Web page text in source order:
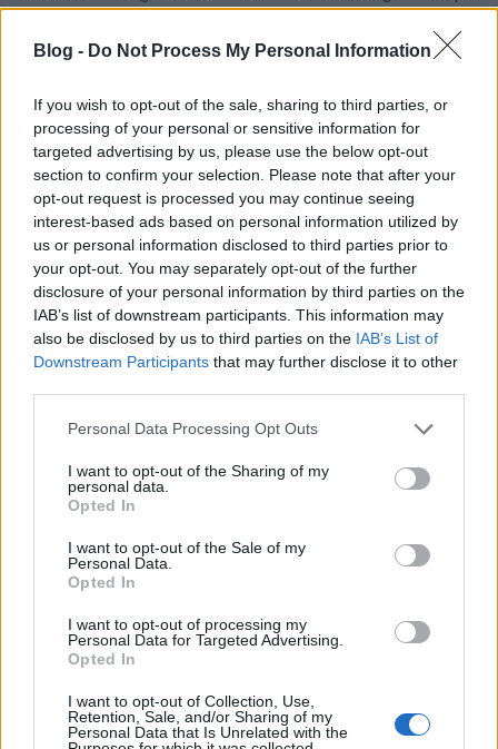
Blog - Do Not Process My Personal Information
If you wish to opt-out of the sale, sharing to third parties, or
processing of your personal or sensitive information for
targeted advertising by us, please use the below opt-out
section to confirm your selection. Please note that after your
opt-out request is processed you may continue seeing
interest-based ads based on personal information utilized by
us or personal information disclosed to third parties prior to
your opt-out. You may separately opt-out of the further
disclosure of your personal information by third parties on the
IAB’s list of downstream participants. This information may
also be disclosed by us to third parties on the IAB’s List of
Downstream Participants that may further disclose it to other
Please note that this website/app uses one or more Google
not limited to your visit or usage behaviour. You may click to
grant or deny consent to Google and its third-party tags to
use your data for below specified purposes in below Google
consent section.
Personal Data Processing Opt Outs
I want to opt-out of the Sharing of my
personal data.
Opted In
I want to opt-out of the Sale of my
Personal Data.
Opted In
I want to opt-out of processing my
Personal Data for Targeted Advertising.
Opted In
I want to opt-out of Collection, Use,
Retention, Sale, and/or Sharing of my
Personal Data that Is Unrelated with the
megoldásokkal a tanulás ma már sokkal
rugalmasabb; akár otthonról vagy a világ bármely
Ha egyetlen tanácsot adhatnál azoknak, akik
most kezdik a pályájukat a képzésszervezés
területén, mi lenne az?
Ne adják fel az első lépcsőknél! Az elején sok
adminisztrációval jár ez a szakma, de ezek az
alapok szükségesek ahhoz, hogy megértsük a teljes
rendszert és folyamatait. Ha ezen túl vagyunk, a
munka igazán izgalmassá és sokszínűvé válik.
A sütés-főzés számomra igazi kikapcsolódás, főleg
az olasz konyha ételei állnak közel hozzám. Minden
karácsonykor nagyjából három teljes napot töltök
a konyhában, hogy elkészítsem a családi menüt:
levesek, főételek, bejgli és többféle sütemény kerül
az asztalra. Emellett az utazás is nagy
szenvedélyem, és ezekről blogot is írok, egyelőre
csak saját felhasználásra. Az egyik
legemlékezetesebb utam egy pugliai körút volt.